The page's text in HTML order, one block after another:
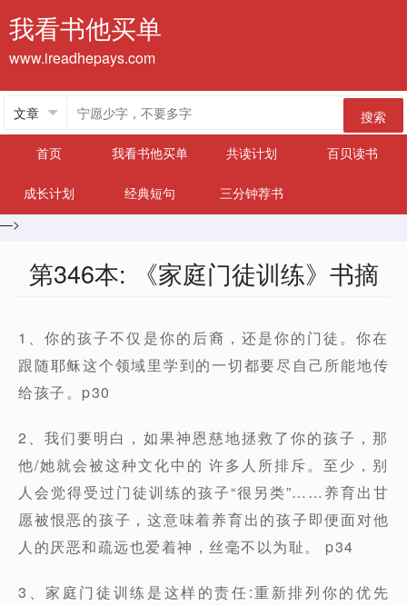
我看书他买单
www.ireadhepays.com
搜索
首页
我看书他买单 共读计划 百贝读书
成长计划 经典短句
三分钟荐书
—>
第346本: 《家庭门徒训练》书摘
1、你的孩子不仅是你的后裔，还是你的门徒。你在
跟随耶稣这个领域里学到的一切都要尽自己所能地传
给孩子。p30
2、我们要明白，如果神恩慈地拯救了你的孩子，那
他/她就会被这种文化中的 许多人所排斥。至少，别
人会觉得受过门徒训练的孩子“很另类”……养育出甘
愿被恨恶的孩子，这意味着养育出的孩子即便面对他
人的厌恶和疏远也爱着神，丝毫不以为耻。 p34
3、家庭门徒训练是这样的责任:重新排列你的优先